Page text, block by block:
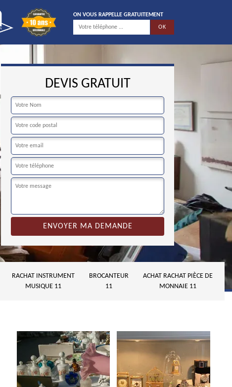
ON VOUS RAPPELLE GRATUITEMENT
DEVIS GRATUIT
RACHAT INSTRUMENT
MUSIQUE 11
BROCANTEUR
11
ACHAT RACHAT PIÈCE DE
MONNAIE 11